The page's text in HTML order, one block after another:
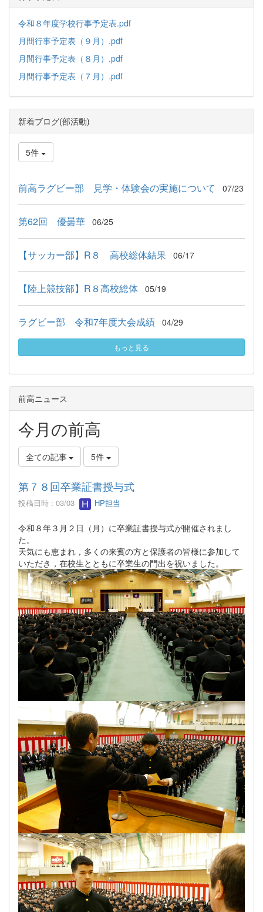
令和８年度学校行事予定表.pdf
月間行事予定表（９月）.pdf
月間行事予定表（８月）.pdf
月間行事予定表（７月）.pdf
新着ブログ(部活動)
5件
前高ラグビー部 見学・体験会の実施について 07/23
第62回 優曇華 06/25
【サッカー部】R８ 高校総体結果 06/17
【陸上競技部】R８高校総体 05/19
ラグビー部 令和7年度大会成績 04/29
もっと見る
前高ニュース
今月の前高
全ての記事 5件
第７８回卒業証書授与式
投稿日時 : 03/03 HP担当
令和８年３月２日（月）に卒業証書授与式が開催されまし
た。
天気にも恵まれ，多くの来賓の方と保護者の皆様に参加して
いただき，在校生とともに卒業生の門出を祝いました。